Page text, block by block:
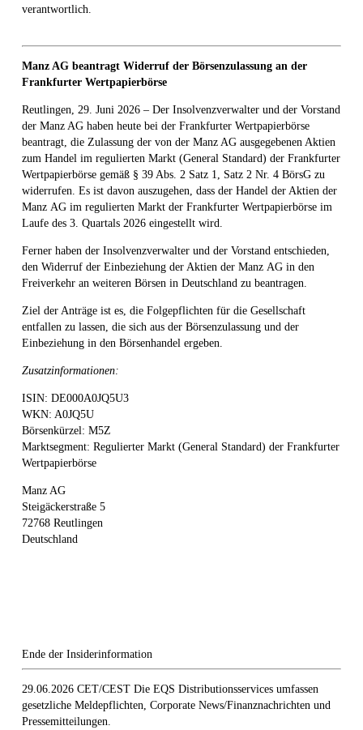
verantwortlich.
Manz AG beantragt Widerruf der Börsenzulassung an der
Frankfurter Wertpapierbörse
Reutlingen, 29. Juni 2026 – Der Insolvenzverwalter und der Vorstand
der Manz AG haben heute bei der Frankfurter Wertpapierbörse
beantragt, die Zulassung der von der Manz AG ausgegebenen Aktien
zum Handel im regulierten Markt (General Standard) der Frankfurter
Wertpapierbörse gemäß § 39 Abs. 2 Satz 1, Satz 2 Nr. 4 BörsG zu
widerrufen. Es ist davon auszugehen, dass der Handel der Aktien der
Manz AG im regulierten Markt der Frankfurter Wertpapierbörse im
Laufe des 3. Quartals 2026 eingestellt wird.
Ferner haben der Insolvenzverwalter und der Vorstand entschieden,
den Widerruf der Einbeziehung der Aktien der Manz AG in den
Freiverkehr an weiteren Börsen in Deutschland zu beantragen.
Ziel der Anträge ist es, die Folgepflichten für die Gesellschaft
entfallen zu lassen, die sich aus der Börsenzulassung und der
Einbeziehung in den Börsenhandel ergeben.
Zusatzinformationen:
ISIN: DE000A0JQ5U3
WKN: A0JQ5U
Börsenkürzel: M5Z
Marktsegment: Regulierter Markt (General Standard) der Frankfurter
Wertpapierbörse
Manz AG
Steigäckerstraße 5
72768 Reutlingen
Deutschland
Ende der Insiderinformation
29.06.2026 CET/CEST Die EQS Distributionsservices umfassen
gesetzliche Meldepflichten, Corporate News/Finanznachrichten und
Pressemitteilungen.